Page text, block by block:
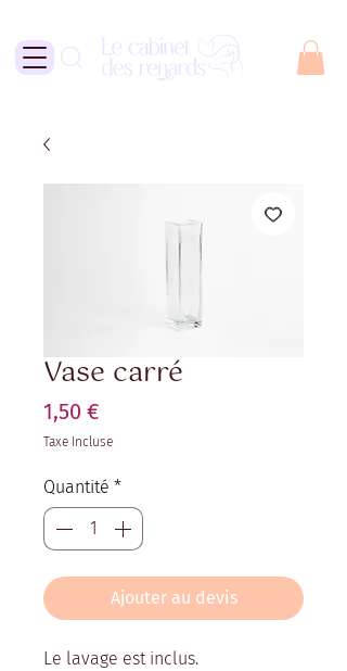
Vase carré
1,50 €
Taxe Incluse
Quantité *
Ajouter au devis
Le lavage est inclus.